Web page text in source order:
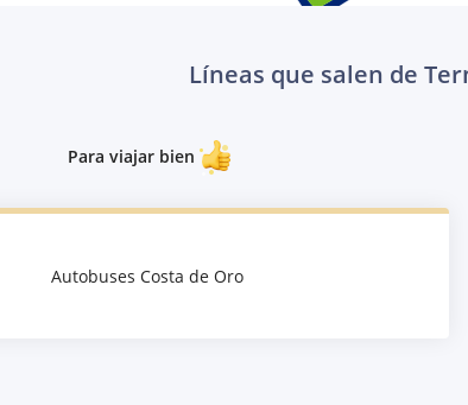
Líneas que salen de
Para viajar bien
Autobuses Costa de Oro